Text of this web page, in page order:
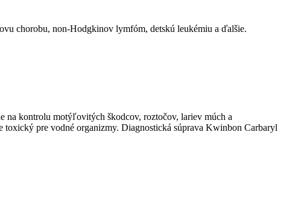
chorobu, non-Hodgkinov lymfóm, detskú leukémiu a ďalšie.
na kontrolu motýľovitých škodcov, roztočov, lariev múch a
toxický pre vodné organizmy. Diagnostická súprava Kwinbon Carbaryl